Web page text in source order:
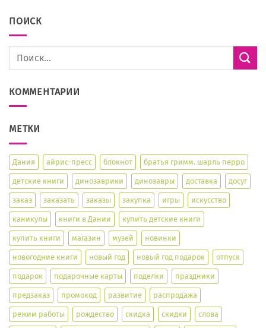
ПОИСК
КОММЕНТАРИИ
МЕТКИ
Дания айрис-пресс блокнот братья гримм. шарль перро
детские книги динозаврики динозавры доставка досуг
заказ заказать заказы закупка игры искусство
каникулы книги в Дании купить детские книги
купить книги магазин музей новинки
новогодние книги новый год новый год подарок отпуск
подарок подарочные карты поделки праздники
предзаказ промокод развитие распродажа
режим работы рождество скидка скидки слова